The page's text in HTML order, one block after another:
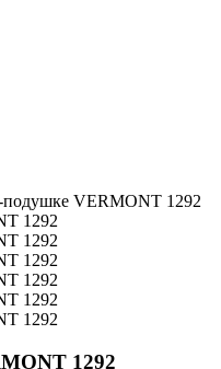
подушке VERMONT 1292
1292